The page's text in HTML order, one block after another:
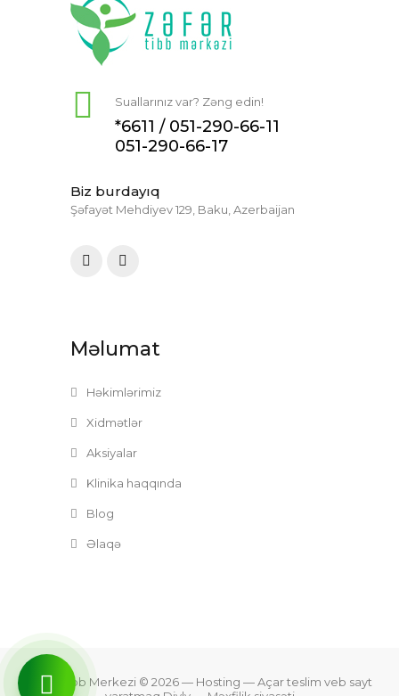
Suallarınız var? Zəng edin!
*6611 / 051-290-66-11
051-290-66-17
Biz burdayıq
Şəfayət Mehdiyev 129, Baku, Azerbaijan
Məlumat
Həkimlərimiz
Xidmətlər
Aksiyalar
Klinika haqqında
Blog
Əlaqə
Zefer Tibb Merkezi © 2026— Hosting —Açar teslim veb sayt